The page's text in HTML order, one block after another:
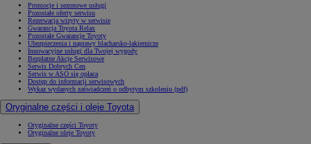
Promocje i sezonowe usługi
Pozostałe oferty serwisu
Rezerwacja wizyty w serwisie
Gwarancja Toyota Relax
Pozostałe Gwarancje Toyoty
Ubezpieczenia i naprawy blacharsko-lakiernicze
Innowacyjne usługi dla Twojej wygody
Bezpłatne Akcje Serwisowe
Serwis Dobrych Cen
Serwis w ASO się opłaca
Dostęp do informacji serwisowych
Wykaz wydanych zaświadczeń o odbytym szkoleniu (pdf)
Oryginalne części i oleje Toyota
Oryginalne części Toyoty
Oryginalne oleje Toyoty